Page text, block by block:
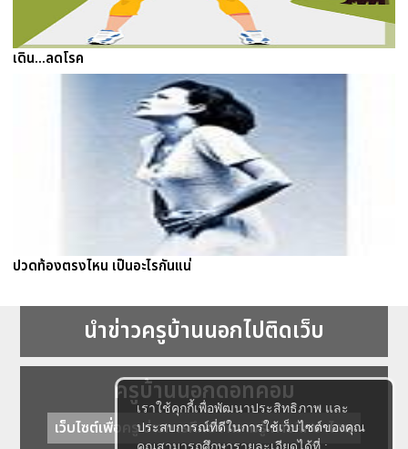
เราใช้คุกกี้เพื่อพัฒนาประสิทธิภาพ และ
ประสบการณ์ที่ดีในการใช้เว็บไซต์ของคุณ
เดิน...ลดโรค
ปวดท้องตรงไหน เป็นอะไรกันแน่
นำข่าวครูบ้านนอกไปติดเว็บ
ครูบ้านนอกดอทคอม
เว็บไซต์เพื่อครู ข่าวการศึกษา ความรู้ การศึกษาไทย